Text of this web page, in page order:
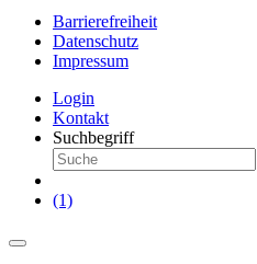
Barrierefreiheit
Datenschutz
Impressum
Login
Kontakt
Suchbegriff
(1)